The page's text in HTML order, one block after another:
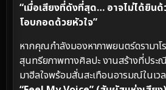
“เมื่อเสียงที่ดังที่สุด… อาจไม่ได้ยิน
โอบกอดด้วยหัวใจ”
หากคุณกำลังมองหาภาพยนตร์ดรามา
สุนทรียภาพทางศิลปะ งานสร้างที่ประ
มาฮีลใจพร้อมสั่นสะเทือนอารมณ์ในเว